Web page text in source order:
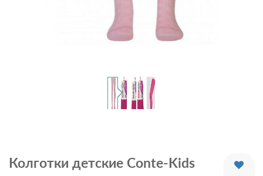
Колготки детские Conte-Kids